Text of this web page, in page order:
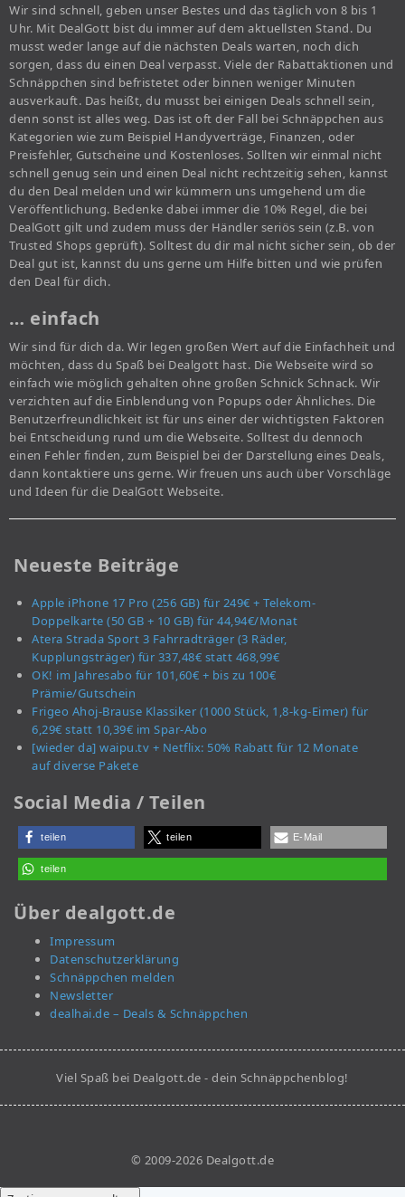
Wir sind schnell, geben unser Bestes und das täglich von 8 bis 1
Uhr. Mit DealGott bist du immer auf dem aktuellsten Stand. Du
musst weder lange auf die nächsten Deals warten, noch dich
sorgen, dass du einen Deal verpasst. Viele der Rabattaktionen und
Schnäppchen sind befristetet oder binnen weniger Minuten
ausverkauft. Das heißt, du musst bei einigen Deals schnell sein,
denn sonst ist alles weg. Das ist oft der Fall bei Schnäppchen aus
Kategorien wie zum Beispiel Handyverträge, Finanzen, oder
Preisfehler, Gutscheine und Kostenloses. Sollten wir einmal nicht
schnell genug sein und einen Deal nicht rechtzeitig sehen, kannst
du den Deal melden und wir kümmern uns umgehend um die
Veröffentlichung. Bedenke dabei immer die 10% Regel, die bei
DealGott gilt und zudem muss der Händler seriös sein (z.B. von
Trusted Shops geprüft). Solltest du dir mal nicht sicher sein, ob der
Deal gut ist, kannst du uns gerne um Hilfe bitten und wie prüfen
den Deal für dich.
… einfach
Wir sind für dich da. Wir legen großen Wert auf die Einfachheit und
möchten, dass du Spaß bei Dealgott hast. Die Webseite wird so
einfach wie möglich gehalten ohne großen Schnick Schnack. Wir
verzichten auf die Einblendung von Popups oder Ähnliches. Die
Benutzerfreundlichkeit ist für uns einer der wichtigsten Faktoren
bei Entscheidung rund um die Webseite. Solltest du dennoch
einen Fehler finden, zum Beispiel bei der Darstellung eines Deals,
dann kontaktiere uns gerne. Wir freuen uns auch über Vorschläge
und Ideen für die DealGott Webseite.
Neueste Beiträge
Apple iPhone 17 Pro (256 GB) für 249€ + Telekom-
Doppelkarte (50 GB + 10 GB) für 44,94€/Monat
Atera Strada Sport 3 Fahrradträger (3 Räder,
Kupplungsträger) für 337,48€ statt 468,99€
OK! im Jahresabo für 101,60€ + bis zu 100€
Prämie/Gutschein
Frigeo Ahoj-Brause Klassiker (1000 Stück, 1,8-kg-Eimer) für
6,29€ statt 10,39€ im Spar-Abo
[wieder da] waipu.tv + Netflix: 50% Rabatt für 12 Monate
auf diverse Pakete
Social Media / Teilen
teilen teilen E-Mail
teilen
Über dealgott.de
Impressum
Datenschutzerklärung
Schnäppchen melden
Newsletter
dealhai.de – Deals & Schnäppchen
Viel Spaß bei Dealgott.de - dein Schnäppchenblog!
© 2009-2026 Dealgott.de